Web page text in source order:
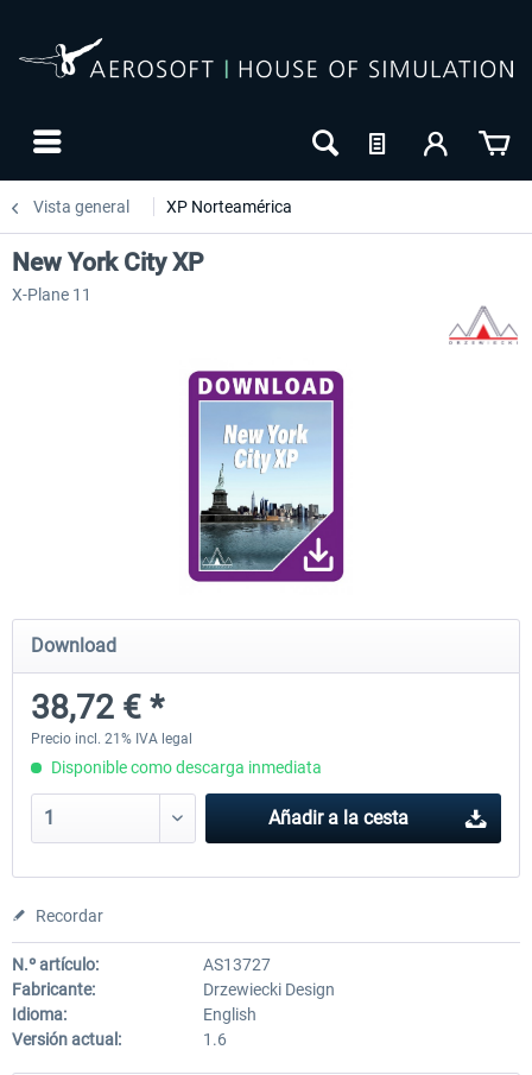
Vista general XP Norteamérica
FunnerFlight - KSAN, KNZY & Naval
Base San...
20,29 € *
Saint Croix XP
New York City XP
X-Plane 11
Download
38,72 € *
Precio incl. 21% IVA legal
Disponible como descarga inmediata
Añadir a la cesta
Recordar
N.º artículo:
AS13727
Fabricante:
Drzewiecki Design
Idioma:
English
Versión actual:
1.6